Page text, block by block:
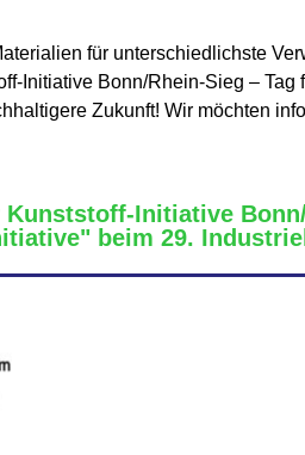
für unterschiedlichste
Initiative Bonn/Rhein-Sieg –
Zukunft! Wir möchten
Initiative
beim 29.